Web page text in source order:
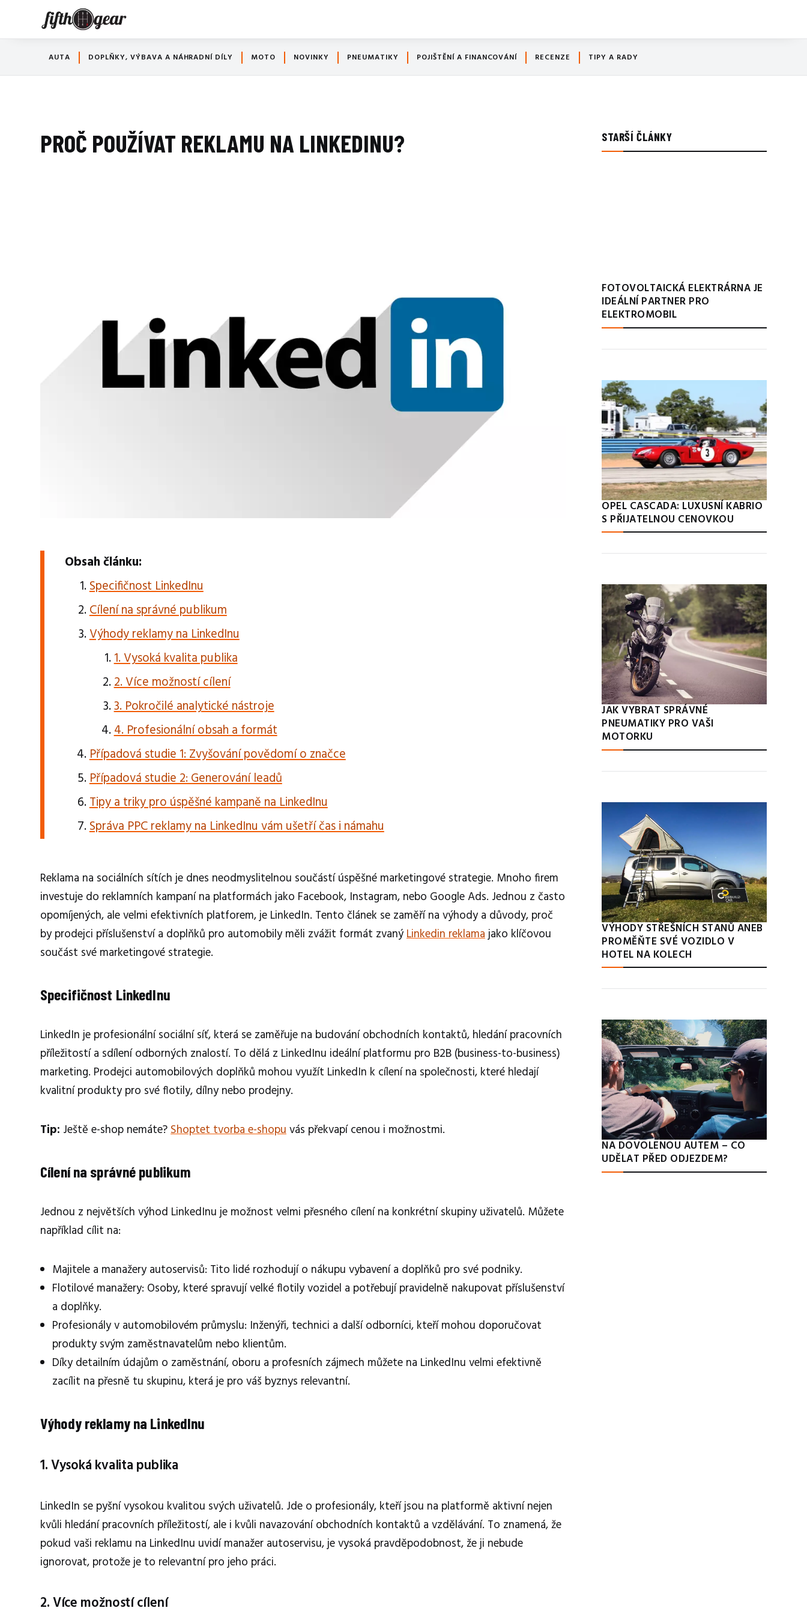
AUTA DOPLŇKY, VÝBAVA A NÁHRADNÍ DÍLY MOTO NOVINKY PNEUMATIKY POJIŠTĚNÍ A FINANCOVÁNÍ RECENZE TIPY A RADY
PROČ POUŽÍVAT REKLAMU NA LINKEDINU?
Obsah článku:
Specifičnost LinkedInu
Cílení na správné publikum
Výhody reklamy na LinkedInu
1. Vysoká kvalita publika
2. Více možností cílení
3. Pokročilé analytické nástroje
4. Profesionální obsah a formát
Případová studie 1: Zvyšování povědomí o značce
Případová studie 2: Generování leadů
Tipy a triky pro úspěšné kampaně na LinkedInu
Správa PPC reklamy na LinkedInu vám ušetří čas i námahu
Reklama na sociálních sítích je dnes neodmyslitelnou součástí úspěšné marketingové strategie. Mnoho firem
investuje do reklamních kampaní na platformách jako Facebook, Instagram, nebo Google Ads. Jednou z často
opomíjených, ale velmi efektivních platforem, je LinkedIn. Tento článek se zaměří na výhody a důvody, proč
by prodejci příslušenství a doplňků pro automobily měli zvážit formát zvanýLinkedin reklamajako klíčovou
součást své marketingové strategie.
Specifičnost LinkedInu
LinkedIn je profesionální sociální síť, která se zaměřuje na budování obchodních kontaktů, hledání pracovních
příležitostí a sdílení odborných znalostí. To dělá z LinkedInu ideální platformu pro B2B (business-to-business)
marketing. Prodejci automobilových doplňků mohou využít LinkedIn k cílení na společnosti, které hledají
kvalitní produkty pro své flotily, dílny nebo prodejny.
Tip: Ještě e-shop nemáte?Shoptet tvorba e-shopuvás překvapí cenou i možnostmi.
Cílení na správné publikum
Jednou z největších výhod LinkedInu je možnost velmi přesného cílení na konkrétní skupiny uživatelů. Můžete
například cílit na:
Majitele a manažery autoservisů: Tito lidé rozhodují o nákupu vybavení a doplňků pro své podniky.
Flotilové manažery: Osoby, které spravují velké flotily vozidel a potřebují pravidelně nakupovat příslušenství
a doplňky.
Profesionály v automobilovém průmyslu: Inženýři, technici a další odborníci, kteří mohou doporučovat
produkty svým zaměstnavatelům nebo klientům.
Díky detailním údajům o zaměstnání, oboru a profesních zájmech můžete na LinkedInu velmi efektivně
zacílit na přesně tu skupinu, která je pro váš byznys relevantní.
Výhody reklamy na LinkedInu
1. Vysoká kvalita publika
LinkedIn se pyšní vysokou kvalitou svých uživatelů. Jde o profesionály, kteří jsou na platformě aktivní nejen
kvůli hledání pracovních příležitostí, ale i kvůli navazování obchodních kontaktů a vzdělávání. To znamená, že
pokud vaši reklamu na LinkedInu uvidí manažer autoservisu, je vysoká pravděpodobnost, že ji nebude
ignorovat, protože je to relevantní pro jeho práci.
2. Více možností cílení
STARŠÍ ČLÁNKY
FOTOVOLTAICKÁ ELEKTRÁRNA JE
IDEÁLNÍ PARTNER PRO
ELEKTROMOBIL
OPEL CASCADA: LUXUSNÍ KABRIO
S PŘIJATELNOU CENOVKOU
JAK VYBRAT SPRÁVNÉ
PNEUMATIKY PRO VAŠI
MOTORKU
VÝHODY STŘEŠNÍCH STANŮ ANEB
PROMĚŇTE SVÉ VOZIDLO V
HOTEL NA KOLECH
NA DOVOLENOU AUTEM – CO
UDĚLAT PŘED ODJEZDEM?